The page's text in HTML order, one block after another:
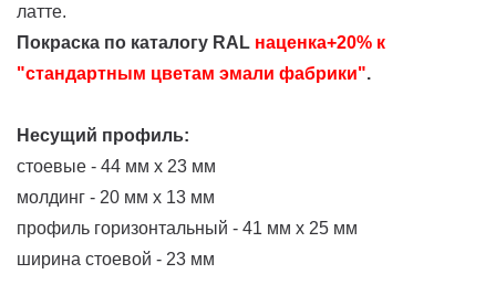
латте.
Покраска по каталогу RAL наценка+20% к
"стандартным цветам эмали фабрики".
Несущий профиль:
стоевые - 44 мм х 23 мм
молдинг - 20 мм х 13 мм
профиль горизонтальный - 41 мм х 25 мм
ширина стоевой - 23 мм